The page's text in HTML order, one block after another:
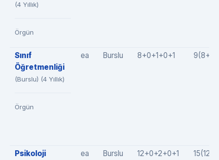
(4 Yıllık)
Örgün
Sınıf
Öğretmenliği
(Burslu) (4 Yıllık)
Örgün
ea Burslu 8+0+1+0+1
Psikoloji ea Burslu 12+0+2+0+1